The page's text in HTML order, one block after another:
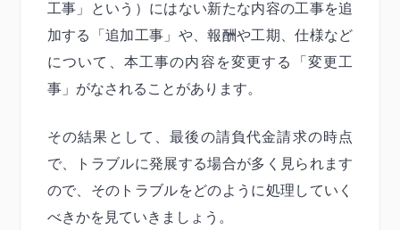
工事」という）にはない新たな内容の工事を追
加する「追加工事」や、報酬や工期、仕様など
について、本工事の内容を変更する「変更工
事」がなされることがあります。
その結果として、最後の請負代金請求の時点
で、トラブルに発展する場合が多く見られます
ので、そのトラブルをどのように処理していく
べきかを見ていきましょう。